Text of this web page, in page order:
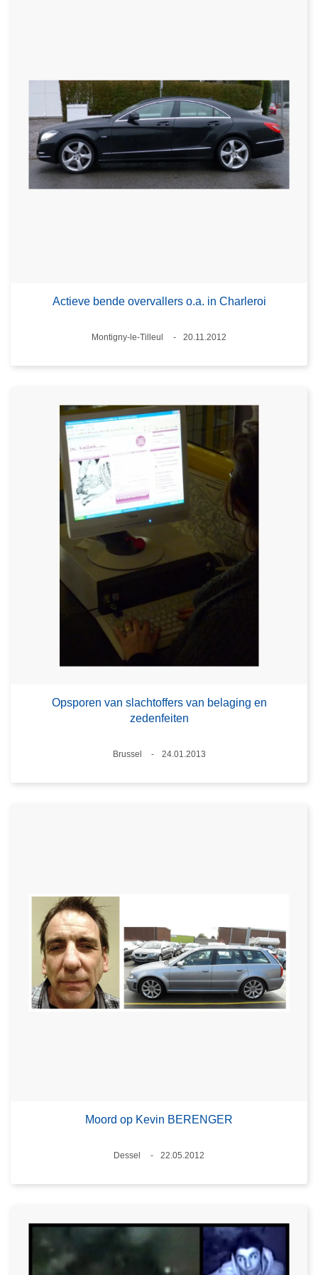
Actieve bende overvallers o.a. in Charleroi
Plaats
Montigny-le-Tilleul
20.11.2012
Opsporen van slachtoffers van belaging en
zedenfeiten
Plaats
Brussel
24.01.2013
Moord op Kevin BERENGER
Plaats
Dessel
22.05.2012